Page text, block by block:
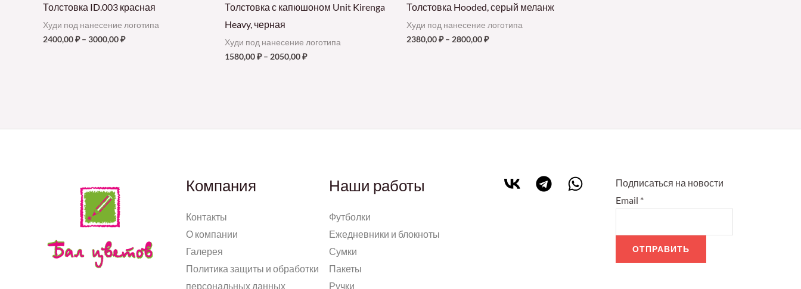
Толстовка ID.003 красная
Худи под нанесение логотипа
2400,00₽– 3000,00₽
Толстовка с капюшоном Unit Kirenga
Heavy, черная
Худи под нанесение логотипа
1580,00₽– 2050,00₽
Толстовка Hooded, серый меланж
Худи под нанесение логотипа
2380,00₽– 2800,00₽
Компания
Контакты
О компании
Галерея
Политика защиты и обработки
персональных данных
Наши работы
Футболки
Ежедневники и блокноты
Сумки
Пакеты
Ручки
Подписаться на новости
Email *
ОТПРАВИТЬ